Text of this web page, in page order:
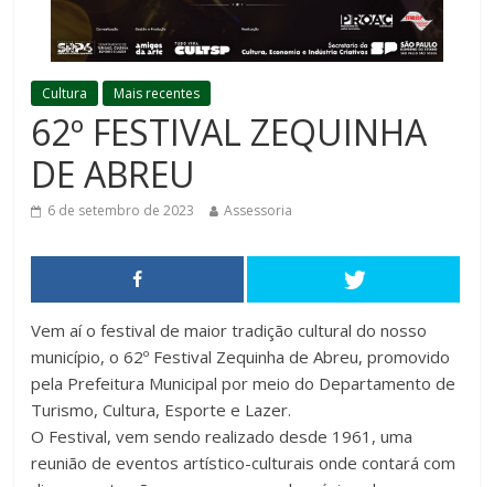
Cultura Mais recentes
62º FESTIVAL ZEQUINHA
DE ABREU
6 de setembro de 2023 Assessoria
Vem aí o festival de maior tradição cultural do nosso
município, o 62º Festival Zequinha de Abreu, promovido
pela Prefeitura Municipal por meio do Departamento de
Turismo, Cultura, Esporte e Lazer.
O Festival, vem sendo realizado desde 1961, uma
reunião de eventos artístico-culturais onde contará com